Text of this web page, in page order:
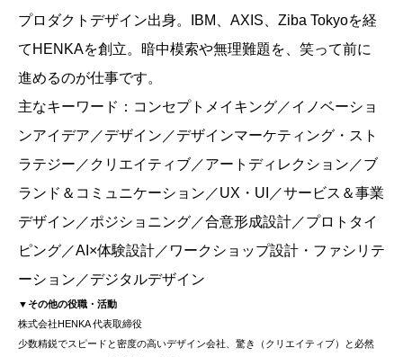
プロダクトデザイン出身。IBM、AXIS、Ziba Tokyoを経
てHENKAを創立。暗中模索や無理難題を、笑って前に
進めるのが仕事です。
主なキーワード：コンセプトメイキング／イノベーショ
ンアイデア／デザイン／デザインマーケティング・スト
ラテジー／クリエイティブ／アートディレクション／ブ
ランド＆コミュニケーション／UX・UI／サービス＆事業
デザイン／ポジショニング／合意形成設計／プロトタイ
ピング／AI×体験設計／ワークショップ設計・ファシリテ
ーション／デジタルデザイン
▼その他の役職・活動
株式会社HENKA 代表取締役
少数精鋭でスピードと密度の高いデザイン会社、驚き（クリエイティブ）と必然